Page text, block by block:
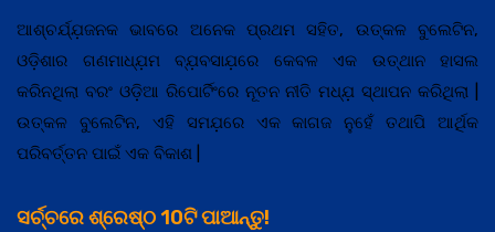
ଆଶ୍ଚର୍ଯ୍ଯ଼ଜନକ ଭାବରେ ଅନେକ ପ୍ରଥମ ସହିତ, ଉତ୍କଳ ବୁଲେଟିନ,
ଓଡ଼ିଶାର ଗଣମାଧ୍ଯ଼ମ ବ୍ଯ଼ବସାଯ଼ରେ କେବଳ ଏକ ଉତ୍ଥାନ ହାସଲ
କରିନଥିଲା ବରଂ ଓଡ଼ିଆ ରିପୋର୍ଟିଂରେ ନୂତନ ନୀତି ମଧ୍ଯ଼ ସ୍ଥାପନ କରିଥିଲା |
ଉତ୍କଳ ବୁଲେଟିନ, ଏହି ସମଯ଼ରେ ଏକ କାଗଜ ନୁହେଁ ତଥାପି ଆର୍ଥିକ
ପରିବର୍ତ୍ତନ ପାଇଁ ଏକ ବିକାଶ |
ସର୍ଚ୍ଚରେ ଶ୍ରେଷ୍ଠ 10ଟି ପାଆନ୍ତୁ!